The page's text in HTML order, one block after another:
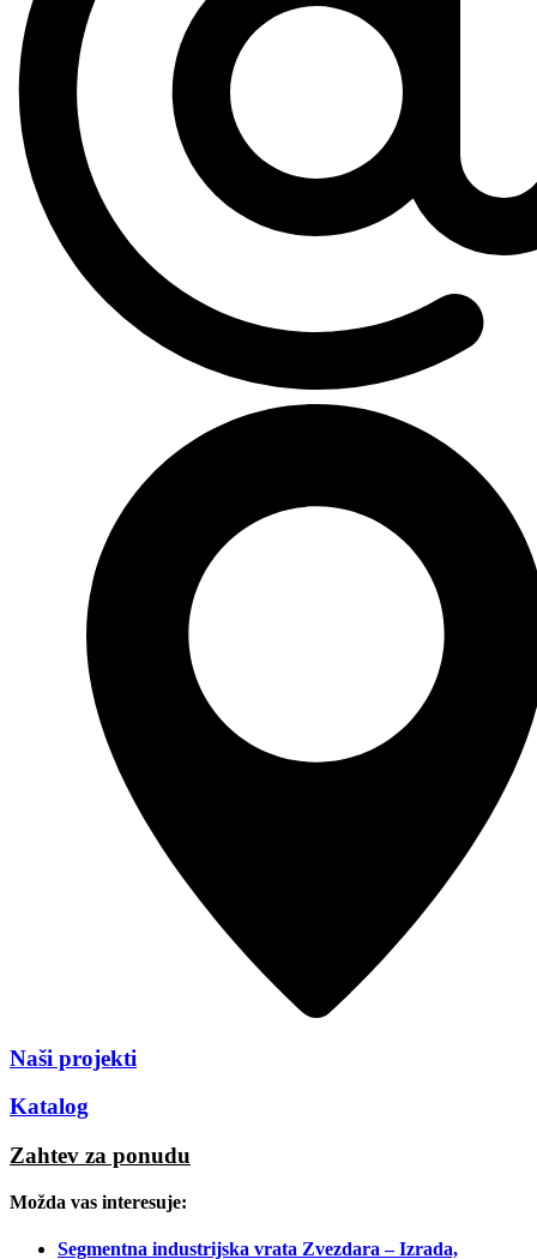
Naši projekti
Katalog
Zahtev za ponudu
Možda vas interesuje:
Segmentna industrijska vrata Zvezdara – Izrada,